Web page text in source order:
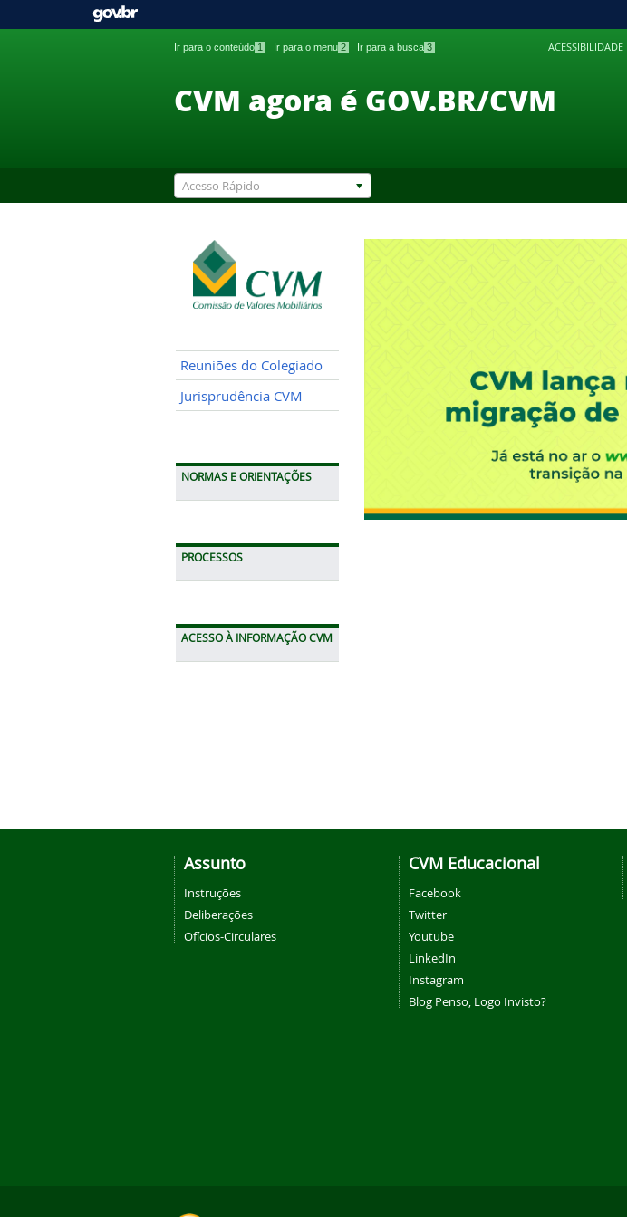
PARA
Ir para o conteúdo 1 Ir para o menu 2 Ir para a busca 3 ACESSIBILIDADE
CVM agora é GOV.BR/CVM
Acesso Rápido
Reuniões do Colegiado
Jurisprudência CVM
NORMAS E ORIENTAÇÕES
PROCESSOS
ACESSO À INFORMAÇÃO CVM
Assunto
Instruções
Deliberações
Ofícios-Circulares
CVM Educacional
Facebook
Twitter
Youtube
LinkedIn
Instagram
Blog Penso, Logo Invisto?